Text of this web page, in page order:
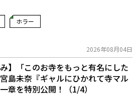
ホラー
2026年08月04日
み】「このお寺をもっと有名にした
島未奈『ギャルにひかれて寺マル
章を特別公開！（1/4）